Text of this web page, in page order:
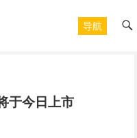
导航
于今日上市